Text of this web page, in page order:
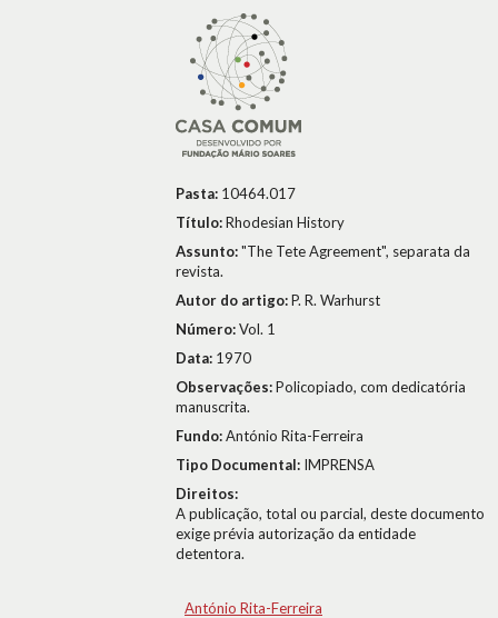
Pasta: 10464.017
Título:Rhodesian History
Assunto:"The Tete Agreement", separata da
revista.
Autor do artigo:P. R. Warhurst
Número:Vol. 1
Data: 1970
Observações:Policopiado, com dedicatória
manuscrita.
Fundo:António Rita-Ferreira
Tipo Documental: IMPRENSA
Direitos:
A publicação, total ou parcial, deste documento
exige prévia autorização da entidade
detentora.
António Rita-Ferreira